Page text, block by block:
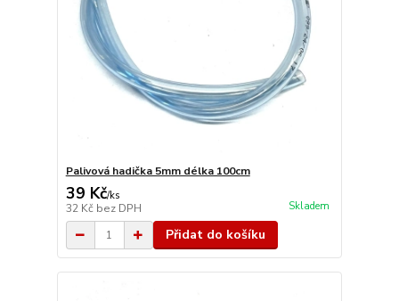
Palivová hadička 5mm délka 100cm
39 Kč/ks
32 Kč bez DPH Skladem
Přidat do košíku